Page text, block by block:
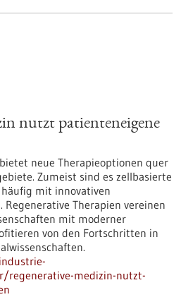
nutzt patienteneigene
neue Therapieoptionen quer
Zumeist sind es zellbasierte
mit innovativen
Therapien vereinen
mit moderner
von den Fortschritten in
regenerative-medizin-nutzt-